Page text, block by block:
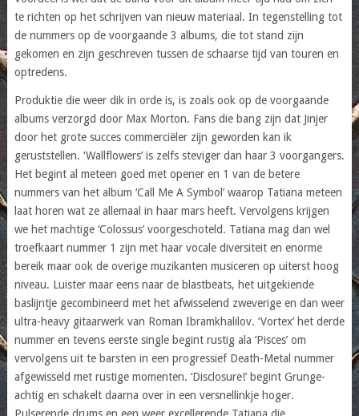
te richten op het schrijven van nieuw materiaal. In tegenstelling tot
de nummers op de voorgaande 3 albums, die tot stand zijn
gekomen en zijn geschreven tussen de schaarse tijd van touren en
optredens.
Produktie die weer dik in orde is, is zoals ook op de voorgaande
albums verzorgd door Max Morton. Fans die bang zijn dat Jinjer
door het grote succes commerciëler zijn geworden kan ik
geruststellen. ‘Wallflowers’ is zelfs steviger dan haar 3 voorgangers.
Het begint al meteen goed met opener en 1 van de betere
nummers van het album ‘Call Me A Symbol’ waarop Tatiana meteen
laat horen wat ze allemaal in haar mars heeft. Vervolgens krijgen
we het machtige ‘Colossus’ voorgeschoteld. Tatiana mag dan wel
troefkaart nummer 1 zijn met haar vocale diversiteit en enorme
bereik maar ook de overige muzikanten musiceren op uiterst hoog
niveau. Luister maar eens naar de blastbeats, het uitgekiende
baslijntje gecombineerd met het afwisselend zweverige en dan weer
ultra-heavy gitaarwerk van Roman Ibramkhalilov. ‘Vortex’ het derde
nummer en tevens eerste single begint rustig ala ‘Pisces’ om
vervolgens uit te barsten in een progressief Death-Metal nummer
afgewisseld met rustige momenten. ‘Disclosure!’ begint Grunge-
achtig en schakelt daarna over in een versnellinkje hoger.
Pulserende drums en een weer excellerende Tatiana die